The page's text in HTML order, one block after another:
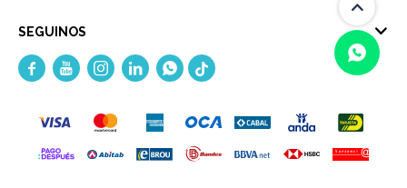
SEGUINOS
    